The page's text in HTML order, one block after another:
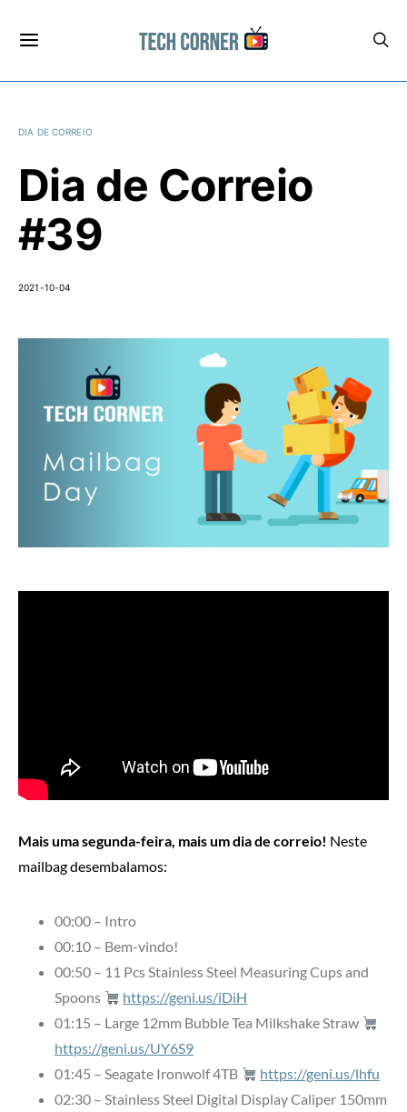
DIA DE CORREIO
Dia de Correio
#39
2021-10-04
Mais uma segunda-feira, mais um dia de correio! Neste
mailbag desembalamos:
00:00 – Intro
00:10 – Bem-vindo!
00:50 – 11 Pcs Stainless Steel Measuring Cups and
Spoons
https://geni.us/iDiH
01:15 – Large 12mm Bubble Tea Milkshake Straw
https://geni.us/UY6S9
01:45 – Seagate Ironwolf 4TB
https://geni.us/lhfu
02:30 – Stainless Steel Digital Display Caliper 150mm